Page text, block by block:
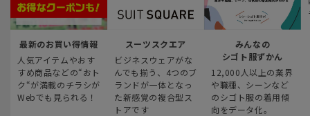
最新のお買い得情報
人気アイテムやおす
すめ商品などの“おト
ク“が満載のチラシが
Webでも見られる！
スーツスクエア
ビジネスウェアがな
んでも揃う、4つのブ
ランドが一体となっ
た新感覚の複合型ス
トアです
みんなの
シゴト服ずかん
12,000人以上の業界
や職種、シーンなど
のシゴト服の着用傾
向をデータ化。